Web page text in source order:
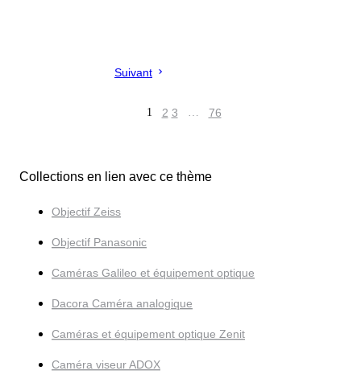
Suivant
1 2 3 … 76
Collections en lien avec ce thème
Objectif Zeiss
Objectif Panasonic
Caméras Galileo et équipement optique
Dacora Caméra analogique
Caméras et équipement optique Zenit
Caméra viseur ADOX